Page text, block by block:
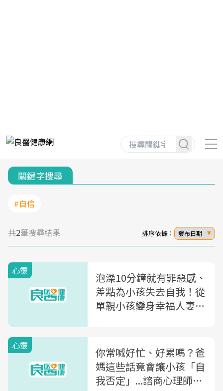
關鍵字搜尋
#自信
共2筆搜尋結果 排序依據： 發布日期
心靈
泡澡10分鐘就有罪惡感、
差點為小孩失去自我！從
單親小孩變身幸福人妻，
心靈
你常喊好忙、好累嗎？爸
媽這些話竟會讓小孩「自
我否定」...諮商心理師教